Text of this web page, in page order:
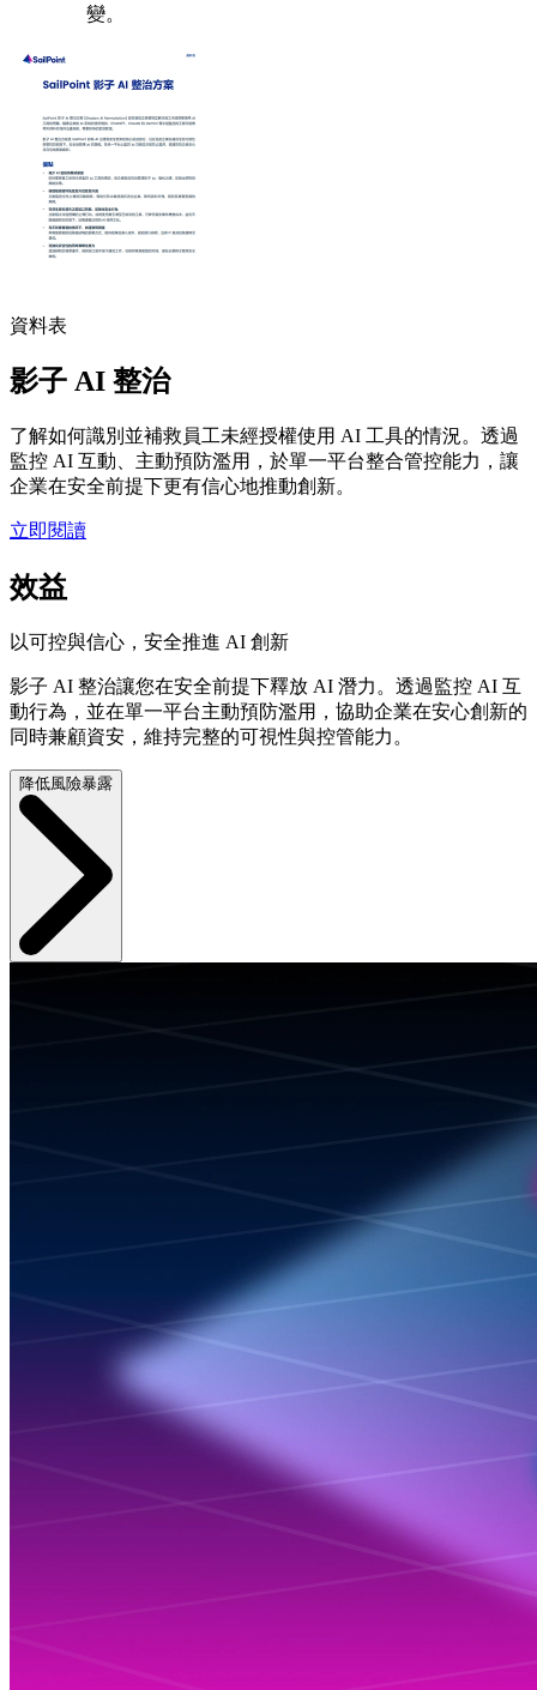
變。
資料表
影子 AI 整治
了解如何識別並補救員工未經授權使用 AI 工具的情況。透過
監控 AI 互動、主動預防濫用，於單一平台整合管控能力，讓
企業在安全前提下更有信心地推動創新。
立即閱讀
效益
以可控與信心，安全推進 AI 創新
影子 AI 整治讓您在安全前提下釋放 AI 潛力。透過監控 AI 互
動行為，並在單一平台主動預防濫用，協助企業在安心創新的
同時兼顧資安，維持完整的可視性與控管能力。
降低風險暴露